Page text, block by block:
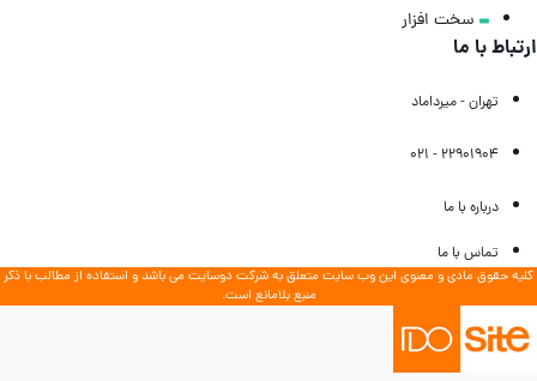
سخت‌ افزار
با ما
تهران - میرداماد
22901904 - 021
درباره با ما
تماس با ما
حقوق مادی و معنوی این وب سایت متعلق به شرکت دوسایت می باشد و استفاده از مطالب با ذکر
منبع بلامانع است.